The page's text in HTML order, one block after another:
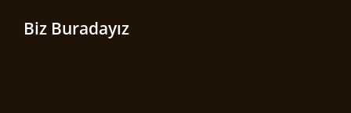
Biz Buradayız